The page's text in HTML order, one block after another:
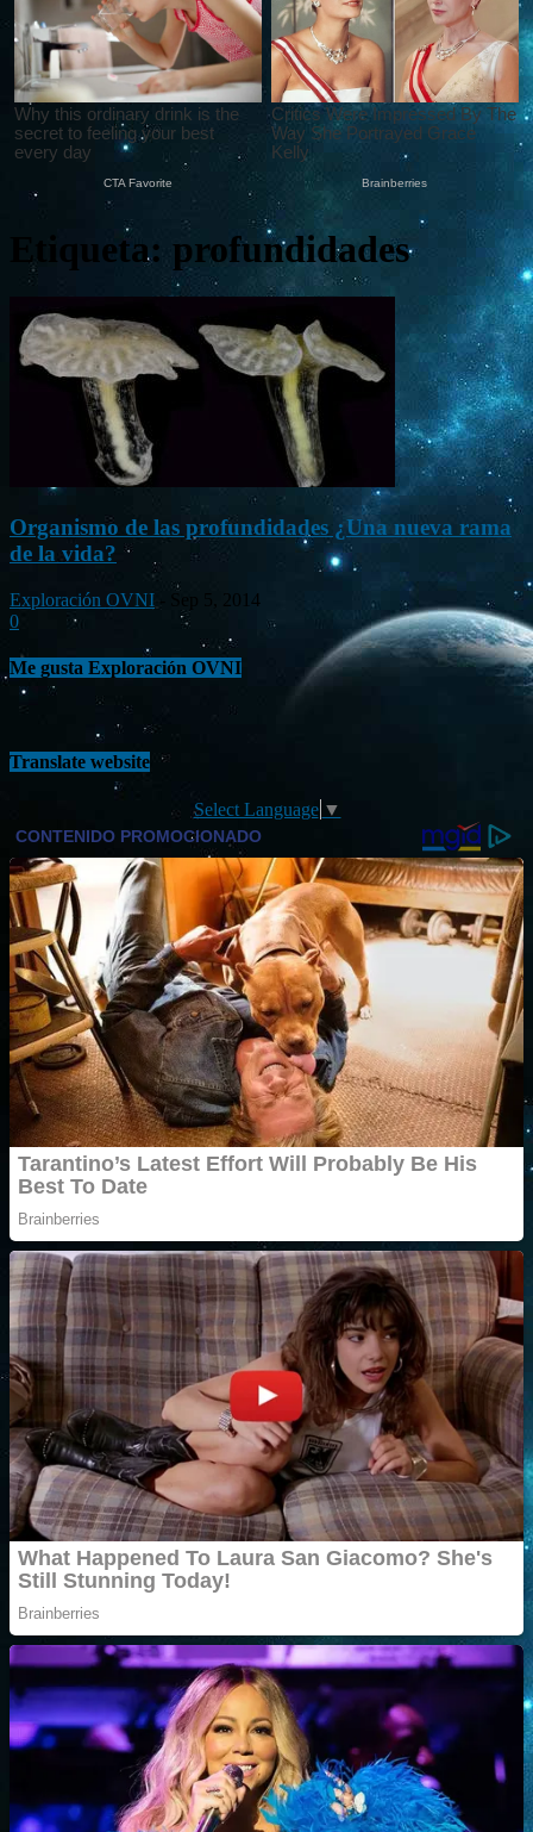
Etiqueta: profundidades
Organismo de las profundidades ¿Una nueva rama
de la vida?
Exploración OVNI
Sep 5, 2014
0
Me gusta Exploración OVNI
Translate website
Select Language ▼